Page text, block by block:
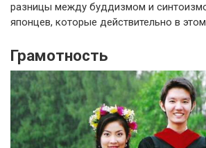
разницы между буддизмом и
японцев, которые действительно в
Грамотность